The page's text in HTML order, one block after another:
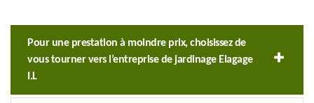
Pour une prestation à moindre prix, choisissez de
vous tourner vers l’entreprise de jardinage Elagage
I.L